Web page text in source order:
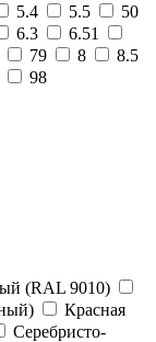
5.4 5.5
50
6.3
6.51
79 8
8.5
98
(RAL 9010)
Красная
Серебристо-